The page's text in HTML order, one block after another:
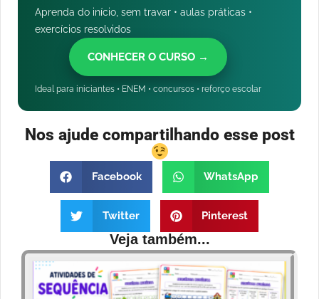
Aprenda do início, sem travar • aulas práticas •
exercícios resolvidos
CONHECER O CURSO →
Ideal para iniciantes • ENEM • concursos • reforço escolar
Nos ajude compartilhando esse post
Facebook WhatsApp
Twitter Pinterest
Veja também...